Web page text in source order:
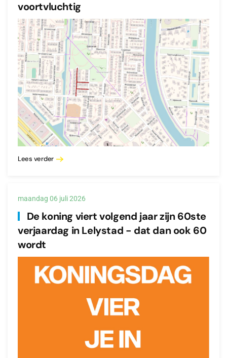
voortvluchtig
Lees verder
maandag 06 juli 2026
De koning viert volgend jaar zijn 60ste
verjaardag in Lelystad - dat dan ook 60
wordt